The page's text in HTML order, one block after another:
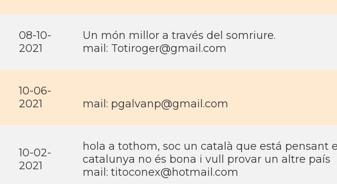
08-10-
2021
Un món millor a través del somriure.
mail: Totiroger@gmail.com
10-06-
2021
mail: pgalvanp@gmail.com
10-02-
2021
hola a tothom, soc un català que está pensant
catalunya no és bona i vull provar un altre país
mail: titoconex@hotmail.com